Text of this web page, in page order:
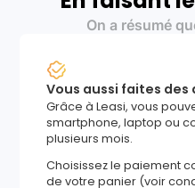
On a résumé
Vous aussi faites
Grâce à Leasi, vous
smartphone, laptop ou
plusieurs mois.
Choisissez le paiement
de votre panier (voir